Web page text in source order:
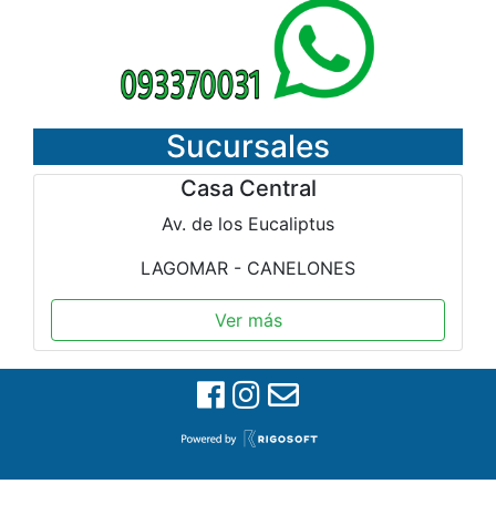
Sucursales
Casa Central
Av. de los Eucaliptus
LAGOMAR - CANELONES
Ver más